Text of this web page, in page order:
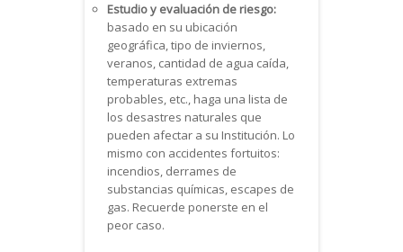
Estudio y evaluación de riesgo:
basado en su ubicación
geográfica, tipo de inviernos,
veranos, cantidad de agua caída,
temperaturas extremas
probables, etc., haga una lista de
los desastres naturales que
pueden afectar a su Institución. Lo
mismo con accidentes fortuitos:
incendios, derrames de
substancias químicas, escapes de
gas. Recuerde ponerste en el
peor caso.